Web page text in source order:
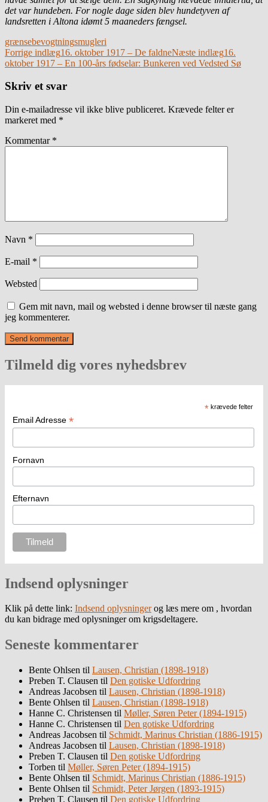
det var hundeben. For nogle dage siden blev hundetyven af
landsretten i Altona idømt 5 maaneders fængsel.
grænsebevogtningsmugleri
Indlægsnavigation
Forrige indlæg16. oktober 1917 – De faldneNæste indlæg16.
oktober 1917 – En 100-års fødselar: Bunkeren ved Vedsted Sø
Skriv et svar
Din e-mailadresse vil ikke blive publiceret. Krævede felter er
markeret med *
Kommentar *
Navn *
E-mail *
Websted
Gem mit navn, mail og websted i denne browser til næste gang
jeg kommenterer.
Tilmeld dig vores nyhedsbrev
* krævede felter
Email Adresse *
Fornavn
Efternavn
Indsend oplysninger
Klik på dette link: Indsend oplysningerog læs mere om , hvordan
du kan bidrage med oplysninger om krigsdeltagere.
Seneste kommentarer
Bente Ohlsen til Lausen, Christian (1898-1918)
Preben T. Clausen til Den gotiske Udfordring
Andreas Jacobsen til Lausen, Christian (1898-1918)
Bente Ohlsen til Lausen, Christian (1898-1918)
Hanne C. Christensen til Møller, Søren Peter (1894-1915)
Hanne C. Christensen til Den gotiske Udfordring
Andreas Jacobsen til Schmidt, Marinus Christian (1886-1915)
Andreas Jacobsen til Lausen, Christian (1898-1918)
Preben T. Clausen til Den gotiske Udfordring
Torben til Møller, Søren Peter (1894-1915)
Bente Ohlsen til Schmidt, Marinus Christian (1886-1915)
Bente Ohlsen til Schmidt, Peter Jørgen (1893-1915)
Preben T. Clausen til Den gotiske Udfordring